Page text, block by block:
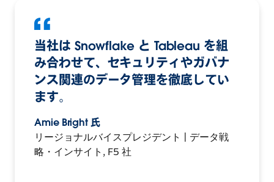
当社は Snowflake と Tableau を組
み合わせて、セキュリティやガバナ
ンス関連のデータ管理を徹底してい
ます。
Amie Bright 氏
リージョナルバイスプレジデント | データ戦
略・インサイト, F5 社